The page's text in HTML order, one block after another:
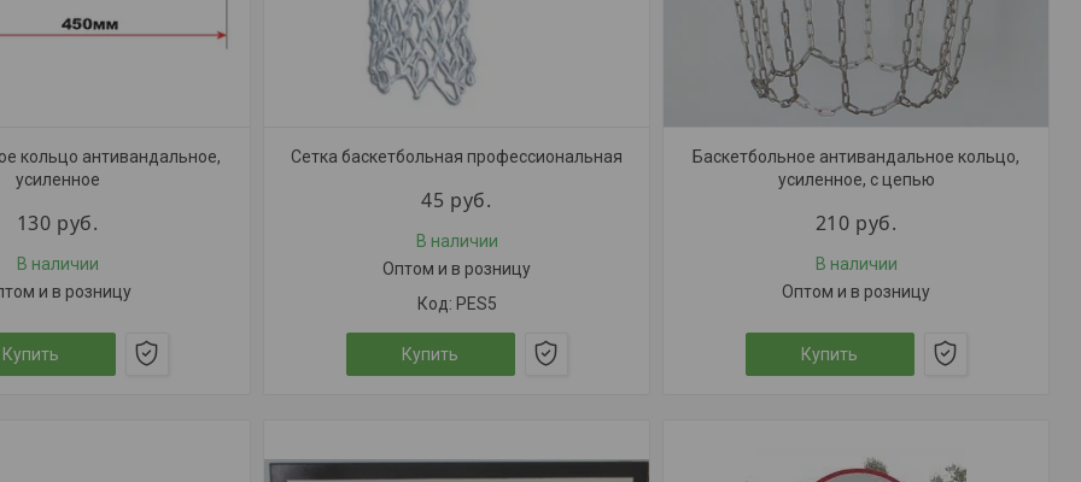
кольцо антивандальное,
усиленное
130 руб.
В наличии
и в розницу
Купить
Сетка баскетбольная профессиональная
45 руб.
В наличии
Оптом и в розницу
PES5
Купить
Баскетбольное антивандальное кольцо,
усиленное, с цепью
210 руб.
В наличии
Оптом и в розницу
Купить